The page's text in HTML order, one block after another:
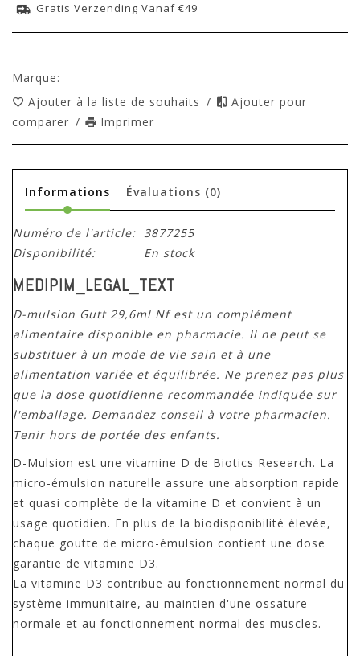
Gratis Verzending Vanaf €49
Marque:
Ajouter à la liste de souhaits /
Ajouter pour
comparer / Imprimer
Informations Évaluations (0)
Numéro de l'article: 3877255
Disponibilité:
En stock
MEDIPIM_LEGAL_TEXT
D-mulsion Gutt 29,6ml Nf est un complément
alimentaire disponible en pharmacie. Il ne peut se
substituer à un mode de vie sain et à une
alimentation variée et équilibrée. Ne prenez pas plus
que la dose quotidienne recommandée indiquée sur
l'emballage. Demandez conseil à votre pharmacien.
Tenir hors de portée des enfants.
D-Mulsion est une vitamine D de Biotics Research. La
micro-émulsion naturelle assure une absorption rapide
et quasi complète de la vitamine D et convient à un
usage quotidien. En plus de la biodisponibilité élevée,
chaque goutte de micro-émulsion contient une dose
garantie de vitamine D3.
La vitamine D3 contribue au fonctionnement normal du
système immunitaire, au maintien d'une ossature
normale et au fonctionnement normal des muscles.